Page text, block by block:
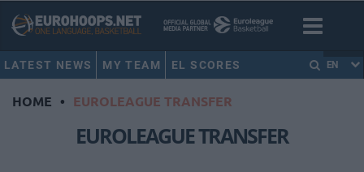
LATEST NEWS MY TEAM EL SCORES EN
HOME • EUROLEAGUE TRANSFER
EUROLEAGUE TRANSFER